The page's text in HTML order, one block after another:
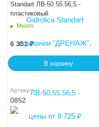
Standart ЛВ-50.55.56,5 -
пластиковый
Много
6 351₽
В корзину
Артикул
0852